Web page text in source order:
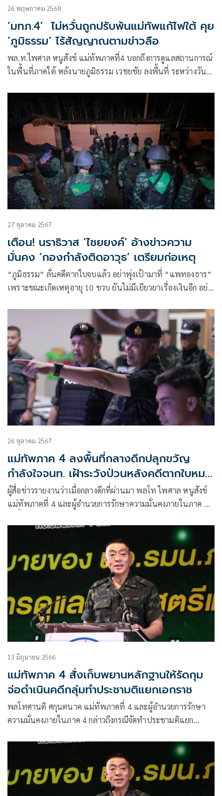
26 พฤษภาคม 2568
‘มทภ.4’ ไม่หวั่นถูกปรับพ้นแม่ทัพแก้ไฟใต้ คุย
‘ภูมิธรรม’ ไร้สัญญาณตามข่าวลือ
พล.ท.ไพศาล หนูสังข์ แม่ทัพภาคที่4 บอกถึงการดูแลสถานการณ์
ในพื้นที่ภาคใต้ หลังนายภูมิธรรม เวชยชัย ลงพื้นที่ ระหว่างวันที่
27 ตุลาคม 2567
เตือน! นราธิวาส ‘ไชยยงค์’ อ้างข่าวความ
มั่นคง ‘กองกำลังติดอาวุธ’ เตรียมก่อเหตุ
“ภูมิธรรม” ลั่นคดีตากใบจบแล้ว อย่าพุ่งเป้ามาที่ “แพทองธาร”
เพราะขณะเกิดเหตุอายุ 10 ขวบ ยันไม่มีเยียวยาเรื่องเงินอีก อย่า
26 ตุลาคม 2567
แม่ทัพภาค 4 ลงพื้นที่กลางดึกปลุกขวัญ
กำลังใจจนท. เฝ้าระวังป่วนหลังคดีตากใบหมด
อายุความ
ผู้สื่อข่าวรายงานว่าเมื่อกลางดึกที่ผ่านมา พลโท ไพศาล หนูสังข์
แม่ทัพภาคที่ 4 และผู้อำนวยการรักษาความมั่นคงภายในภาค 4
13 มิถุนายน 2566
แม่ทัพภาค 4 สั่งเก็บพยานหลักฐานให้รัดกุม
จ่อดำเนินคดีกลุ่มทำประชามติแยกเอกราช
พลโทศานติ ศกุนตนาค แม่ทัพภาคที่ 4 และผู้อำนวยการรักษา
ความมั่นคงภายในภาค 4 กล่าวถึงกรณีจัดทำประชามติแยก
และเชื่อมโยงถึงใครแบบค่อยเป็นค่อยไป รวมทั้งสอบถามเจ้า
หน้าที่ทางกฎหมายทุกส่วนเรียบร้อยแล้ว